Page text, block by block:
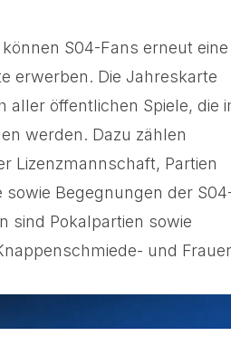
S04-Fans erneut eine
erwerben. Die Jahreskarte
aller öffentlichen Spiele, die
werden. Dazu zählen
Lizenzmannschaft, Partien
Begegnungen der
sind Pokalpartien sowie
und